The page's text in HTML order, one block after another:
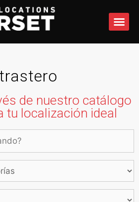
trastero
de nuestro catálogo
tu localización ideal